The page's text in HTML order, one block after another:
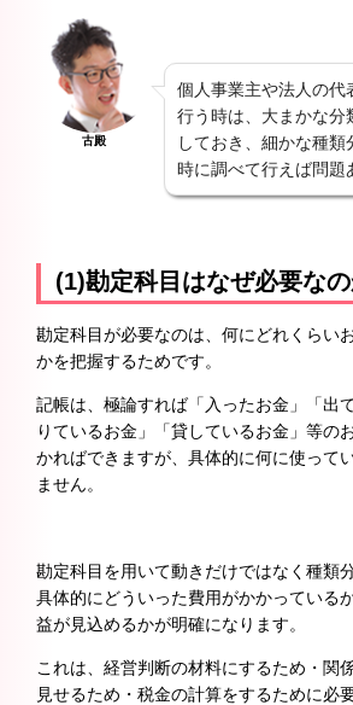
古殿
個人事業主や法人の代
行う時は、大まかな分
しておき、細かな種
時に調べて行えば問題
(1)勘定科目はなぜ必要なの
勘定科目が必要なのは、何にどれくらい
かを把握するためです。
記帳は、極論すれば「入ったお金」「出
りているお金」「貸しているお金」等の
かればできますが、具体的に何に使って
ません。
勘定科目を用いて動きだけではなく種類
具体的にどういった費用がかかっている
益が見込めるかが明確になります。
これは、経営判断の材料にするため・関
見せるため・税金の計算をするために必